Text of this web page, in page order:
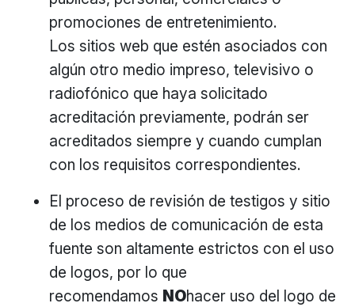
promociones de entretenimiento.
Los sitios web que estén asociados con
algún otro medio impreso, televisivo o
radiofónico que haya solicitado
acreditación previamente, podrán ser
acreditados siempre y cuando cumplan
con los requisitos correspondientes.
El proceso de revisión de testigos y sitio
de los medios de comunicación de esta
fuente son altamente estrictos con el uso
de logos, por lo que
recomendamos NOhacer uso del logo de